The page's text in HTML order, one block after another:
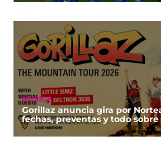
MÚSICA
Gorillaz anuncia gira por
fechas, preventas y todo